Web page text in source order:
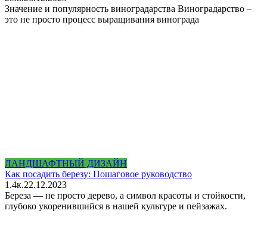
Значение и популярность виноградарства Виноградарство –
это не просто процесс выращивания винограда
ЛАНДШАФТНЫЙ ДИЗАЙН
Как посадить березу: Пошаговое руководство
1.4к.22.12.2023
Береза — не просто дерево, а символ красоты и стойкости,
глубоко укоренившийся в нашей культуре и пейзажах.